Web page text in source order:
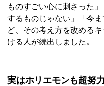
ものすごい心に刺さった
するものじゃない」「今
ど、その考え方を改める
ける人が続出しました。
実はホリエモンも超努